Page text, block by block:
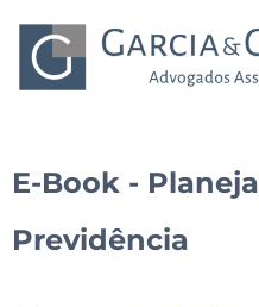
E-Book -
Previdência